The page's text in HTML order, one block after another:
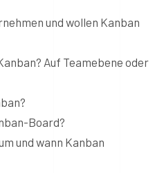
und wollen Kanban
Auf Teamebene oder
Board?
und wann Kanban